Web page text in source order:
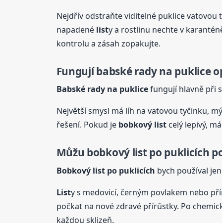
Nejdřív odstraňte viditelné puklice
napadené listy a rostlinu nechte v
kontrolu a zásah zopakujte.
Fungují babské rady na puklice
Babské rady na puklicefungují hlavně při
Největší smysl má líh na vatovou tyčinku,
řešení. Pokud je bobkový listcelý lepivý,
Můžu bobkový listpo puklicích
Bobkový listpo puklicích bych používal
Listy s medovicí, černým povlakem nebo
počkat na nové zdravé přírůstky. Po
každou sklizeň.